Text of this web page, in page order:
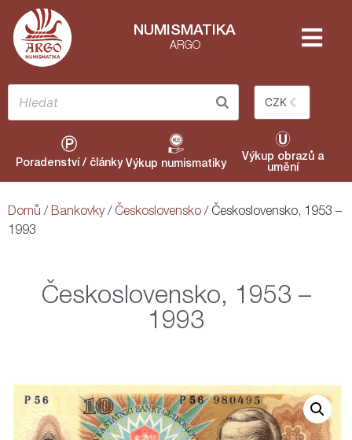
NUMISMATIKA
ARGO
CZK
Poradenství / články Výkup numismatiky
Výkup obrazů a
umění
Domů / Bankovky/ Československo / Československo, 1953 –
1993
Československo, 1953 –
1993